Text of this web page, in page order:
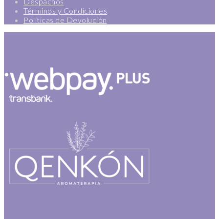
Términos y Condiciones
Políticas de Devolución